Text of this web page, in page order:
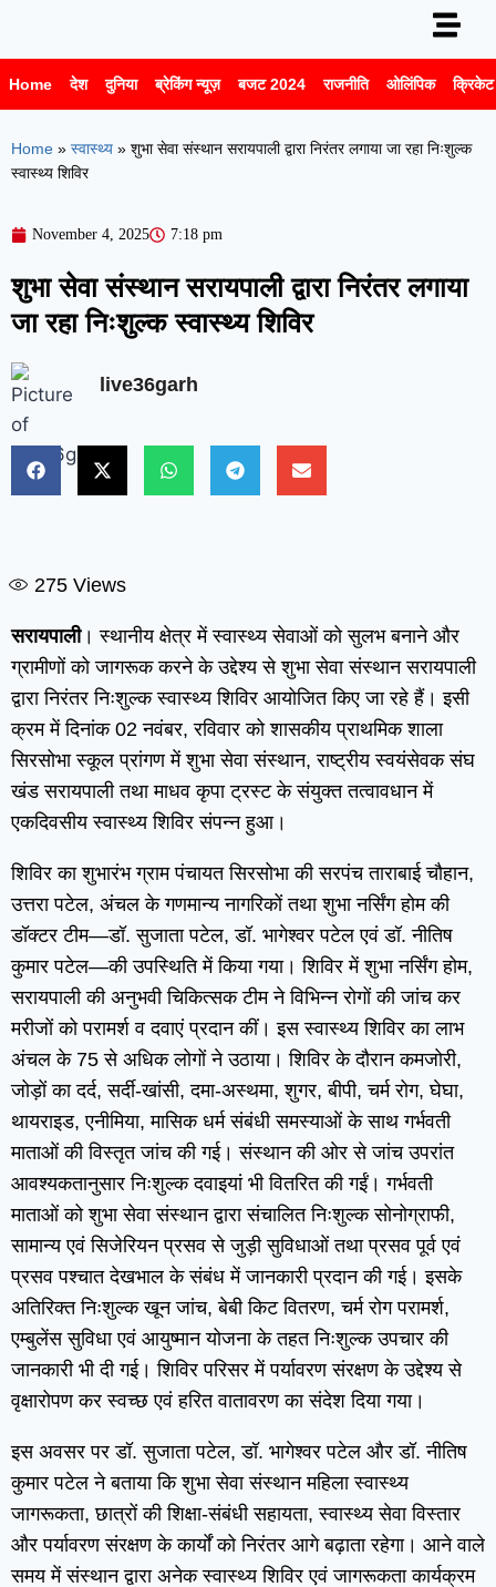
Home देश दुनिया ब्रेकिंग न्यूज़ बजट 2024 राजनीति ओलिंपिक
Home » स्वास्थ्य » शुभा सेवा संस्थान सरायपाली द्वारा निरंतर लगाया जा रहा निःशुल्क
स्वास्थ्य शिविर
November 4, 2025 7:18 pm
शुभा सेवा संस्थान सरायपाली द्वारा निरंतर लगाया
जा रहा निःशुल्क स्वास्थ्य शिविर
live36garh
275 Views
सरायपाली। स्थानीय क्षेत्र में स्वास्थ्य सेवाओं को सुलभ बनाने और
ग्रामीणों को जागरूक करने के उद्देश्य से शुभा सेवा संस्थान सरायपाली
द्वारा निरंतर निःशुल्क स्वास्थ्य शिविर आयोजित किए जा रहे हैं। इसी
क्रम में दिनांक 02 नवंबर, रविवार को शासकीय प्राथमिक शाला
सिरसोभा स्कूल प्रांगण में शुभा सेवा संस्थान, राष्ट्रीय स्वयंसेवक संघ
खंड सरायपाली तथा माधव कृपा ट्रस्ट के संयुक्त तत्वावधान में
एकदिवसीय स्वास्थ्य शिविर संपन्न हुआ।
शिविर का शुभारंभ ग्राम पंचायत सिरसोभा की सरपंच ताराबाई चौहान,
उत्तरा पटेल, अंचल के गणमान्य नागरिकों तथा शुभा नर्सिंग होम की
डॉक्टर टीम—डॉ. सुजाता पटेल, डॉ. भागेश्वर पटेल एवं डॉ. नीतिष
कुमार पटेल—की उपस्थिति में किया गया। शिविर में शुभा नर्सिंग होम,
सरायपाली की अनुभवी चिकित्सक टीम ने विभिन्न रोगों की जांच कर
मरीजों को परामर्श व दवाएं प्रदान कीं। इस स्वास्थ्य शिविर का लाभ
अंचल के 75 से अधिक लोगों ने उठाया। शिविर के दौरान कमजोरी,
जोड़ों का दर्द, सर्दी-खांसी, दमा-अस्थमा, शुगर, बीपी, चर्म रोग, घेघा,
थायराइड, एनीमिया, मासिक धर्म संबंधी समस्याओं के साथ गर्भवती
माताओं की विस्तृत जांच की गई। संस्थान की ओर से जांच उपरांत
आवश्यकतानुसार निःशुल्क दवाइयां भी वितरित की गईं। गर्भवती
माताओं को शुभा सेवा संस्थान द्वारा संचालित निःशुल्क सोनोग्राफी,
सामान्य एवं सिजेरियन प्रसव से जुड़ी सुविधाओं तथा प्रसव पूर्व एवं
प्रसव पश्चात देखभाल के संबंध में जानकारी प्रदान की गई। इसके
अतिरिक्त निःशुल्क खून जांच, बेबी किट वितरण, चर्म रोग परामर्श,
एम्बुलेंस सुविधा एवं आयुष्मान योजना के तहत निःशुल्क उपचार की
जानकारी भी दी गई। शिविर परिसर में पर्यावरण संरक्षण के उद्देश्य से
वृक्षारोपण कर स्वच्छ एवं हरित वातावरण का संदेश दिया गया।
इस अवसर पर डॉ. सुजाता पटेल, डॉ. भागेश्वर पटेल और डॉ. नीतिष
कुमार पटेल ने बताया कि शुभा सेवा संस्थान महिला स्वास्थ्य
जागरूकता, छात्रों की शिक्षा-संबंधी सहायता, स्वास्थ्य सेवा विस्तार
और पर्यावरण संरक्षण के कार्यों को निरंतर आगे बढ़ाता रहेगा। आने वाले
समय में संस्थान द्वारा अनेक स्वास्थ्य शिविर एवं जागरूकता कार्यक्रम